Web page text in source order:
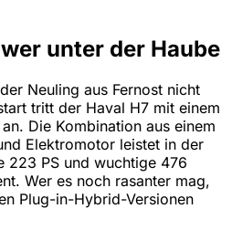
unter der Haube
Neuling aus Fernost nicht
tritt der Haval H7 mit einem
Die Kombination aus einem
Elektromotor leistet in der
223 PS und wuchtige 476
Wer es noch rasanter mag,
Plug-in-Hybrid-Versionen